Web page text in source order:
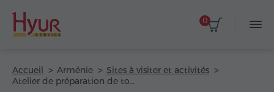
0
Accueil Arménie
Sites à visiter et activités
Atelier de préparation de tolma